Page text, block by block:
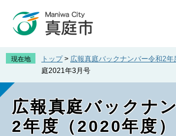
先
す
を
し
現在地 トップ > 広報真庭バックナンバー令和2年
庭2021年3月号
広報真庭バックナ
2年度（2020年度）